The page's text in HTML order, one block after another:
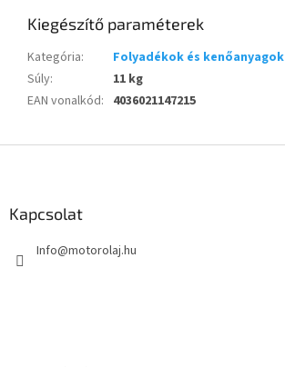
Kiegészítő paraméterek
Kategória:
Folyadékok és kenőanyagok
Súly:
11 kg
EAN vonalkód: 4036021147215
Kapcsolat
Info@motorolaj.hu